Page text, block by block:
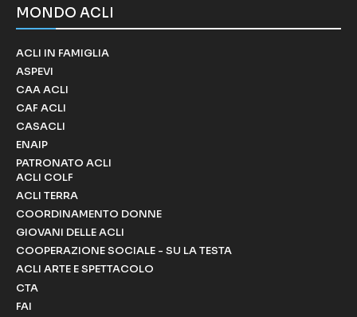
MONDO ACLI
ACLI IN FAMIGLIA
ASPEVI
CAA ACLI
CAF ACLI
CASACLI
ENAIP
PATRONATO ACLI
ACLI COLF
ACLI TERRA
COORDINAMENTO DONNE
GIOVANI DELLE ACLI
COOPERAZIONE SOCIALE - SU LA TESTA
ACLI ARTE E SPETTACOLO
CTA
FAI